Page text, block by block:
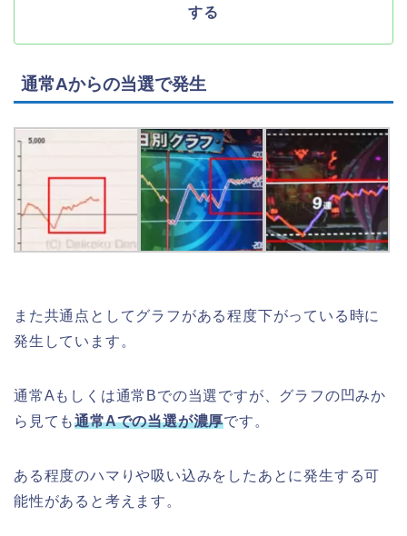
する
通常Aからの当選で発生
また共通点としてグラフがある程度下がっている時に
発生しています。
通常Aもしくは通常Bでの当選ですが、グラフの凹みか
ら見ても通常Aでの当選が濃厚です。
ある程度のハマりや吸い込みをしたあとに発生する可
能性があると考えます。